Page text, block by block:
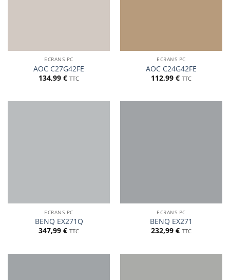
ECRANS PC
AOC C27G42FE
134,99 € TTC
ECRANS PC
AOC C24G42FE
112,99 € TTC
ECRANS PC
BENQ EX271Q
347,99 € TTC
ECRANS PC
BENQ EX271
232,99 € TTC